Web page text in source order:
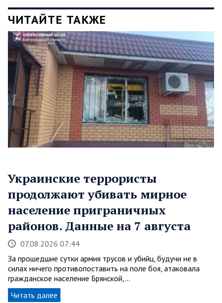
ЧИТАЙТЕ ТАКЖЕ
Украинские террористы
продолжают убивать мирное
население приграничных
районов. Данные на 7 августа
07.08.2026 07:44
За прошедшие сутки армия трусов и убийц, будучи не в
силах ничего противопоставить на поле боя, атаковала
гражданское население Брянской,…
Читать далее